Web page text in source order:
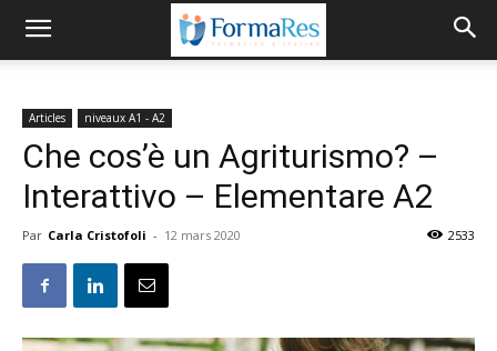
Articles niveaux A1 - A2
Che cos’è un Agriturismo? –
Interattivo – Elementare A2
Par Carla Cristofoli - 12 mars 2020 2533